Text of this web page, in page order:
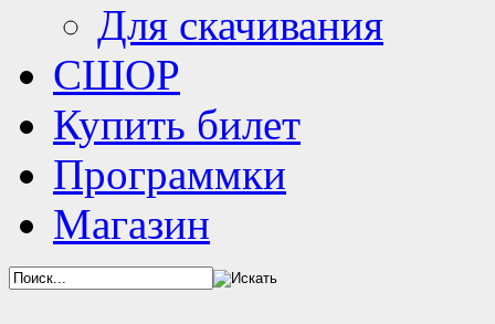
Для скачивания
СШОР
Купить билет
Программки
Магазин